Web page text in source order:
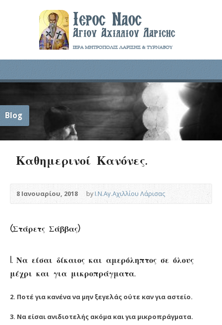
Blog
Καθημερινοί Κανόνες.
8 Ιανουαρίου, 2018 byΙ.Ν.Αγ.Αχιλλίου Λάρισας
(Στάρετς Σάββας)
1. Να είσαι δίκαιος και αμερόληπτος σε όλους
μέχρι και για μικροπράγματα.
2. Ποτέ για κανένα να μην ξεγελάς ούτε καν για αστείο.
3. Να είσαι ανιδιοτελής ακόμα και για μικροπράγματα.